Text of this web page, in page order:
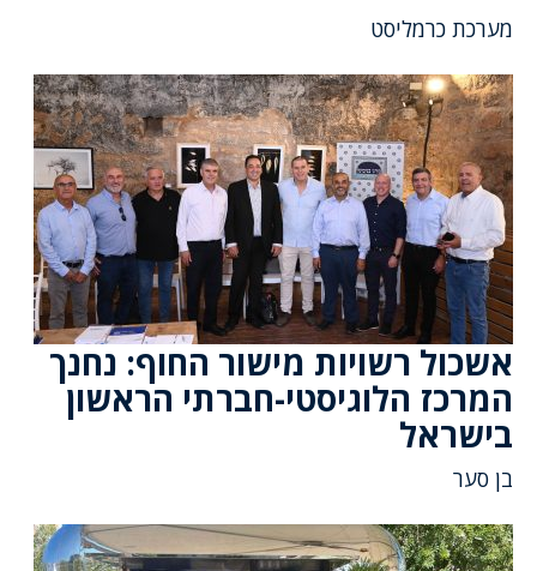
מערכת כרמליסט
אשכול רשויות מישור החוף: נחנך
המרכז הלוגיסטי-חברתי הראשון
בישראל
בן סער